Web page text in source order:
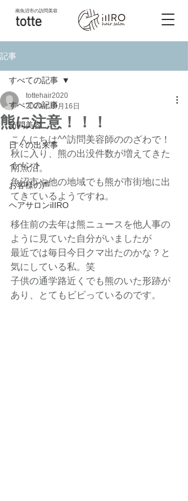
南魚沼市の訪問美容
totte
記事
すべての記事
訪問美容
日々の出来事
イベント
お客様の声
ヘアサロンiIIRO
すべての記事
熊に注意！！！
tottehair2020
2020年10月16日
こんにちは^^訪問美容師ののざわで！
秋に入り、熊の出没件数が増えてきた
南魚沼。
魚沼市や他の地域でも熊が市街地に出
てきているようですね。
移住前の去年は熊ニュースを他人事の
ように見ていた自分がいましたが
最近では毎日今日クマ出たのかな？と
気にしている私。笑
子供の通学路近くでも熊のいた形跡が
あり、とてもビビっているのです。